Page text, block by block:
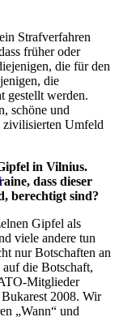
Strafverfahren
früher oder
die für den
die
gestellt werden.
schöne und
zivilisierten Umfeld
in Vilnius.
dass dieser
berechtigt sind?
Gipfel als
viele andere tun
nur Botschaften an
die Botschaft,
Mitglieder
2008. Wir
„Wann“ und